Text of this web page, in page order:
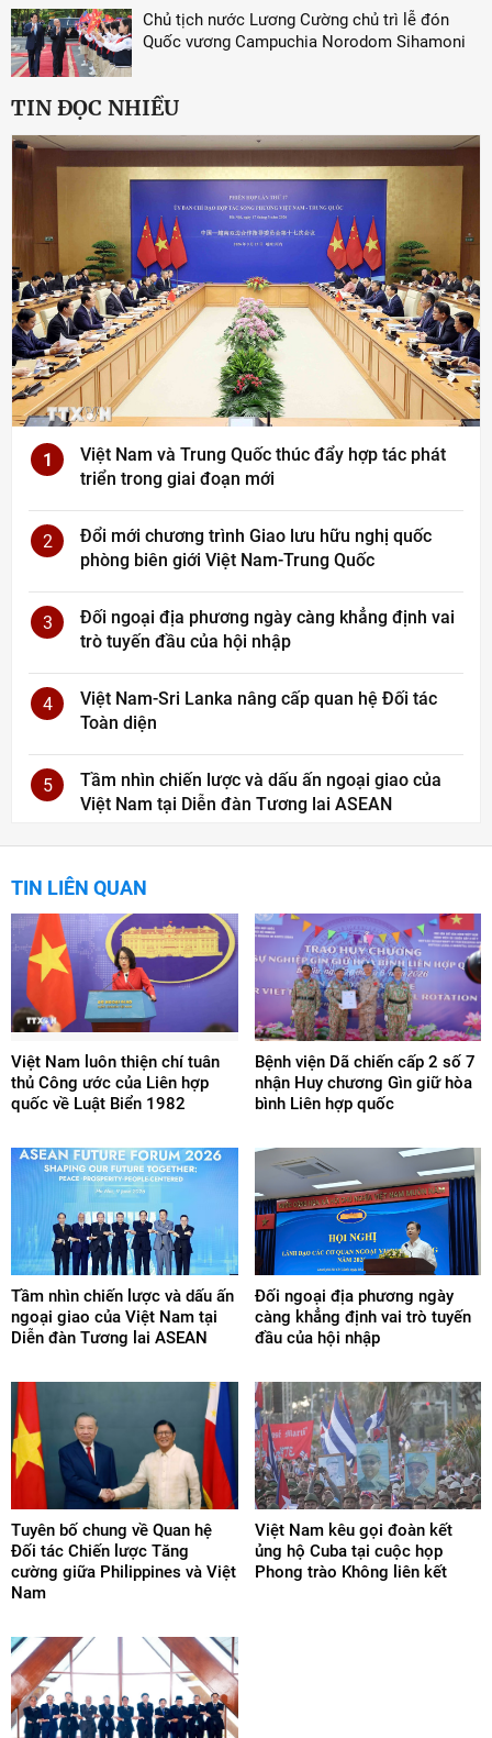
Chủ tịch nước Lương Cường chủ trì lễ đón
Quốc vương Campuchia Norodom Sihamoni
TIN ĐỌC NHIỀU
1
Việt Nam và Trung Quốc thúc đẩy hợp tác phát
triển trong giai đoạn mới
2
Đổi mới chương trình Giao lưu hữu nghị quốc
phòng biên giới Việt Nam-Trung Quốc
3
Đối ngoại địa phương ngày càng khẳng định vai
trò tuyến đầu của hội nhập
4
Việt Nam-Sri Lanka nâng cấp quan hệ Đối tác
Toàn diện
5
Tầm nhìn chiến lược và dấu ấn ngoại giao của
Việt Nam tại Diễn đàn Tương lai ASEAN
TIN LIÊN QUAN
Việt Nam luôn thiện chí tuân
thủ Công ước của Liên hợp
quốc về Luật Biển 1982
Bệnh viện Dã chiến cấp 2 số 7
nhận Huy chương Gìn giữ hòa
bình Liên hợp quốc
Tầm nhìn chiến lược và dấu ấn
ngoại giao của Việt Nam tại
Diễn đàn Tương lai ASEAN
Đối ngoại địa phương ngày
càng khẳng định vai trò tuyến
đầu của hội nhập
Tuyên bố chung về Quan hệ
Đối tác Chiến lược Tăng
cường giữa Philippines và Việt
Nam
Việt Nam kêu gọi đoàn kết
ủng hộ Cuba tại cuộc họp
Phong trào Không liên kết